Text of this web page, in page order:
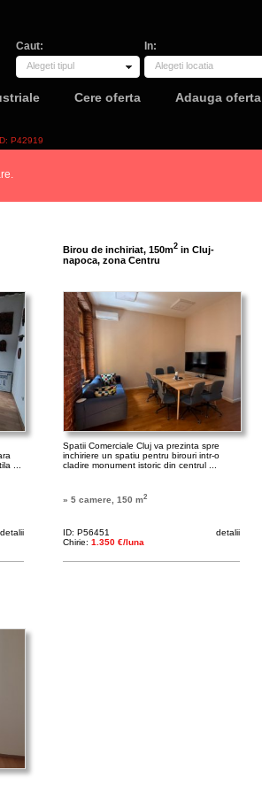
Caut:
Alegeti tipul
In:
Alegeti locatia
Cere oferta Adauga oferta
P42919
...
detalii
Birou de inchiriat, 150m2 in Cluj-
napoca, zona Centru
Spatii Comerciale Cluj va prezinta spre
inchiriere un spatiu pentru birouri intr-o
cladire monument istoric din centrul ...
» 5 camere, 150 m2
detalii
ID: P56451
Chirie: 1.350 €/luna